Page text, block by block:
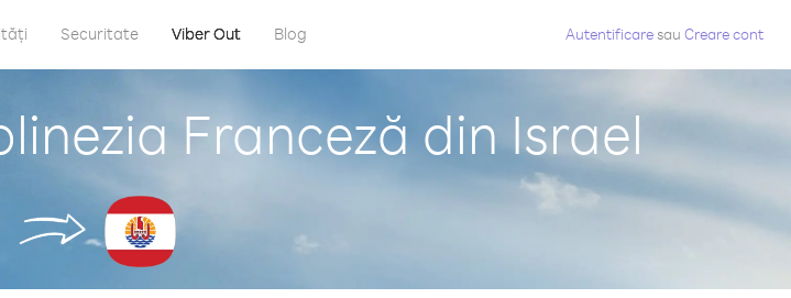
Securitate Viber Out Blog Autentificaresau Creare cont
Franceză din Israel